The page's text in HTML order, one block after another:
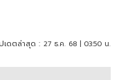
เดตล่าสุด : 27 ธ.ค. 68 | 03:50 น.